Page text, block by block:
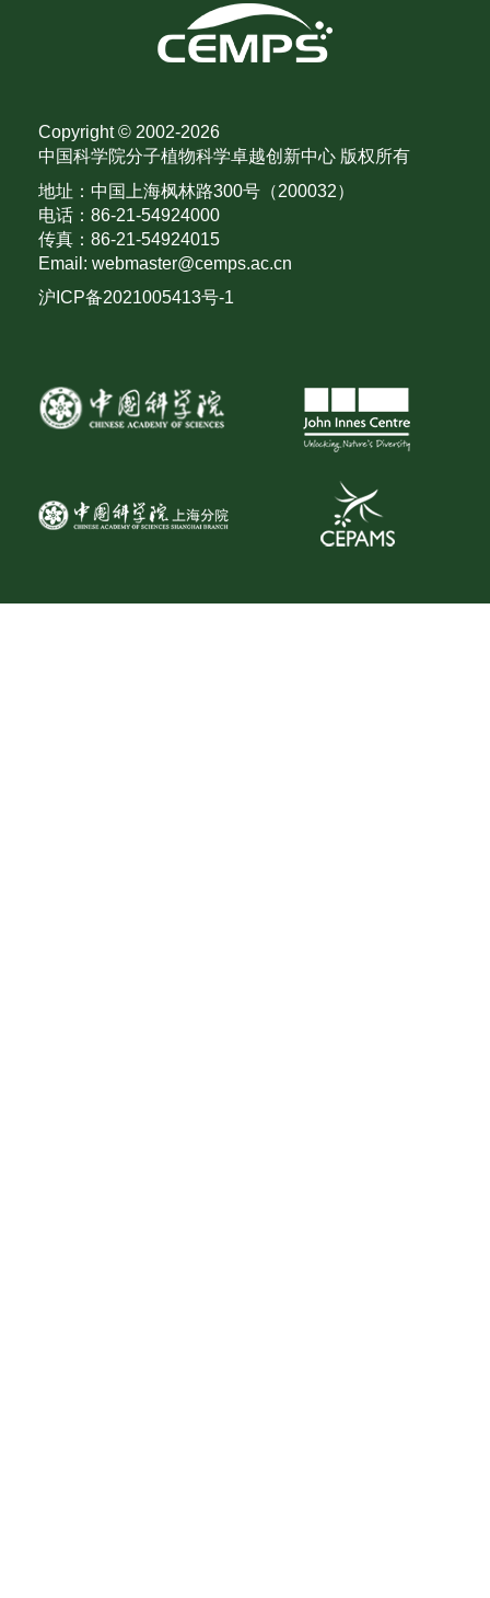
Copyright © 2002-2026
中国科学院分子植物科学卓越创新中心 版权所有
地址：中国上海枫林路300号（200032）
电话：86-21-54924000
传真：86-21-54924015
Email: webmaster@cemps.ac.cn
沪ICP备2021005413号-1